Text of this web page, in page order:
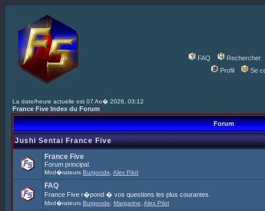
FAQ
Rechercher
Profil
Se
La date/heure actuelle est 07 Ao� 2026, 03:12
France Five Index du Forum
Forum
Jushi Sentai France Five
France Five
Forum principal.
Mod�rateurs Burgonde Alex Pilot
FAQ
France Five r�pond � vos questions les plus courantes.
Mod�rateurs Burgonde Margarine Alex Pilot